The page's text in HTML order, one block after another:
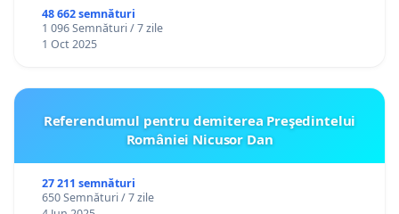
48 662 semnături
1 096 Semnături / 7 zile
1 Oct 2025
Referendumul pentru demiterea Preşedintelui
României Nicusor Dan
27 211 semnături
650 Semnături / 7 zile